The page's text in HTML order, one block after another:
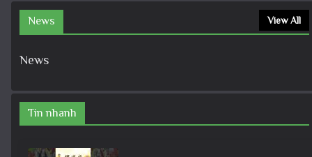
News View All
News
Tin nhanh